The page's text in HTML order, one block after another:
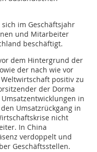
im Geschäftsjahr
und Mitarbeiter
beschäftigt.
dem Hintergrund der
der nach wie vor
positiv zu
der Dorma
in
Umsatzrückgang in
nicht
In China
verdoppelt und
Geschäftsstellen.